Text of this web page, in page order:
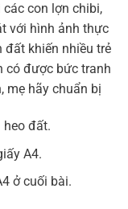
con lợn chibi,
với hình ảnh thực
đất khiến nhiều trẻ
có được bức tranh
mẹ hãy chuẩn bị
heo đất.
A4.
ở cuối bài.